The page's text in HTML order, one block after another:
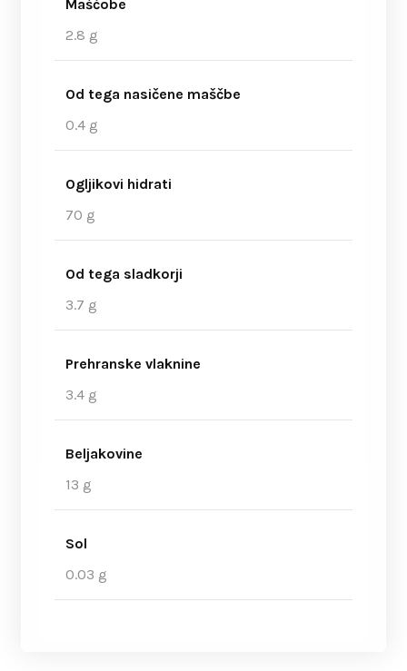
Maščobe
2.8 g
Od tega nasičene maščbe
0.4 g
Ogljikovi hidrati
70 g
Od tega sladkorji
3.7 g
Prehranske vlaknine
3.4 g
Beljakovine
13 g
Sol
0.03 g